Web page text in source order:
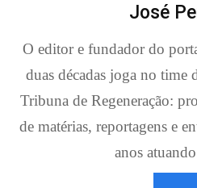
José
O editor e fundador do
duas décadas joga no
Tribuna de Regeneração:
de matérias, reportagens e
anos